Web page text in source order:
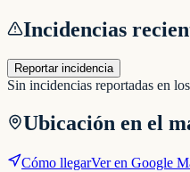
Incidencias
Reportar incidencia
Sin incidencias reportadas en
Ubicación en el
Cómo llegarVer en Google